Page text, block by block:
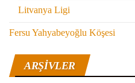
Litvanya Ligi
Fersu Yahyabeyoğlu Köşesi
ARŞIVLER